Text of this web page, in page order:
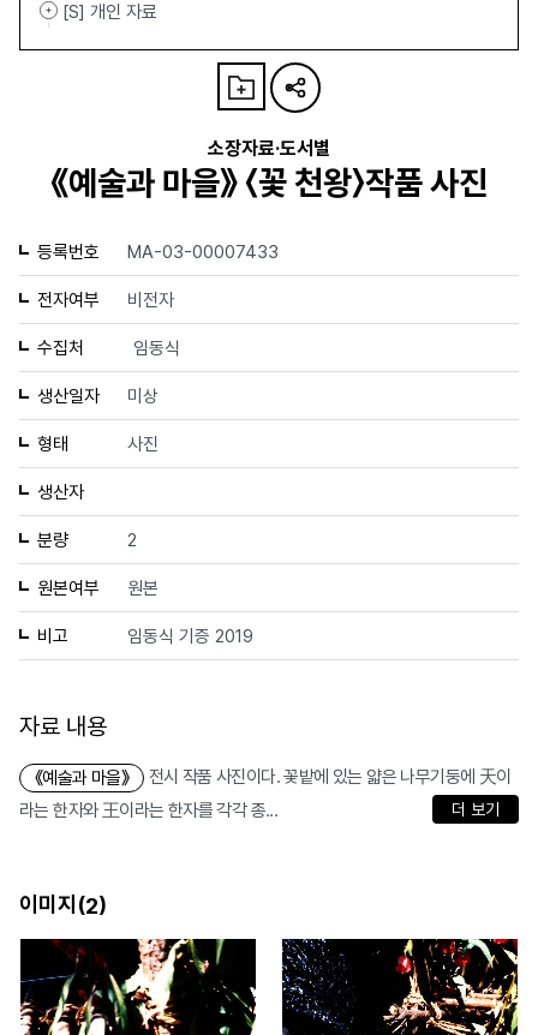
[S] 개인 자료
소장자료·도서별
《예술과 마을》 〈꽃 천왕〉작품 사진
등록번호 MA-03-00007433
전자여부 비전자
수집처 임동식
생산일자 미상
형태 사진
생산자
분량 2
원본여부 원본
비고 임동식 기증 2019
자료 내용
《예술과 마을》
전시 작품 사진이다. 꽃밭에 있는 얇은 나무기둥에 天이
라는 한자와 王이라는 한자를 각각 종...
더 보기
이미지(2)